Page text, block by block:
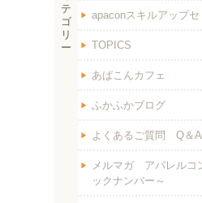
テ
ゴ
リ
ー
apaconスキルアップ
TOPICS
あぱこんカフェ
ふかふかブログ
よくあるご質問 Q＆A
メルマガ アパレル
ックナンバー～